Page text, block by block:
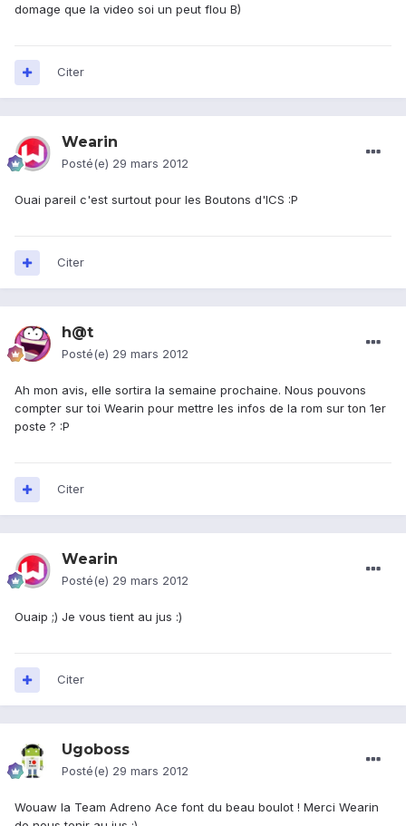
domage que la video soi un peut flou B)
Citer
Wearin
Posté(e) 29 mars 2012
Ouai pareil c'est surtout pour les Boutons d'ICS :P
Citer
h@t
Posté(e) 29 mars 2012
Ah mon avis, elle sortira la semaine prochaine. Nous pouvons
compter sur toi Wearin pour mettre les infos de la rom sur ton 1er
poste ? :P
Citer
Wearin
Posté(e) 29 mars 2012
Ouaip ;) Je vous tient au jus :)
Citer
Ugoboss
Posté(e) 29 mars 2012
Wouaw la Team Adreno Ace font du beau boulot ! Merci Wearin